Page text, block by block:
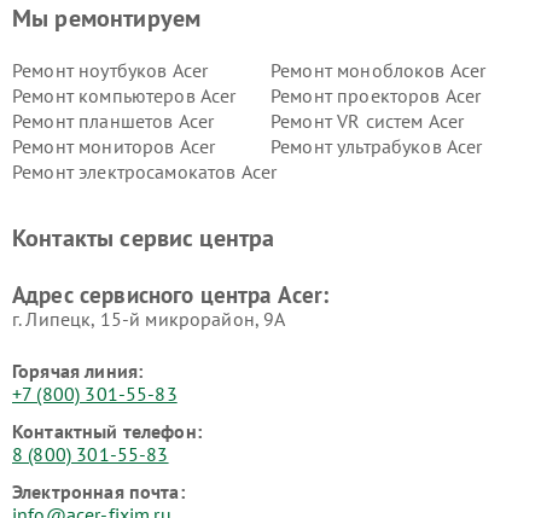
Мы ремонтируем
Ремонт ноутбуков Acer
Ремонт моноблоков Acer
Ремонт компьютеров Acer
Ремонт проекторов Acer
Ремонт планшетов Acer
Ремонт VR систем Acer
Ремонт мониторов Acer
Ремонт ультрабуков Acer
Ремонт электросамокатов Acer
Контакты сервис центра
Адрес сервисного центра Acer:
г. Липецк, 15-й микрорайон, 9А
Горячая линия:
+7 (800) 301-55-83
Контактный телефон:
8 (800) 301-55-83
Электронная почта: